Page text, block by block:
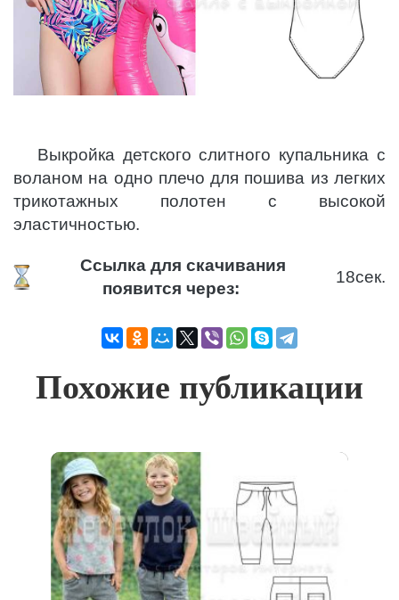
Выкройка детского слитного купальника с
воланом на одно плечо для пошива из легких
трикотажных полотен с высокой
эластичностью.
Ссылка для скачивания
появится через:
18сек.
Похожие публикации